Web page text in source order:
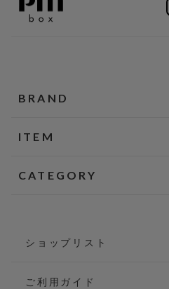
BRAND
ITEM
CATEGORY
ショップリスト
ご利用ガイド